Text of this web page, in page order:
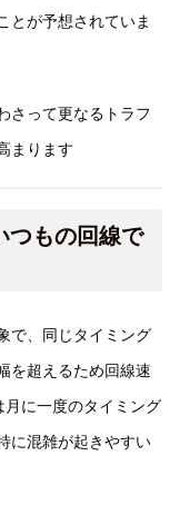
とが予想されていま
さって更なるトラフ
まります
つもの回線で
で、同じタイミング
を超えるため回線速
に一度のタイミング
に混雑が起きやすい